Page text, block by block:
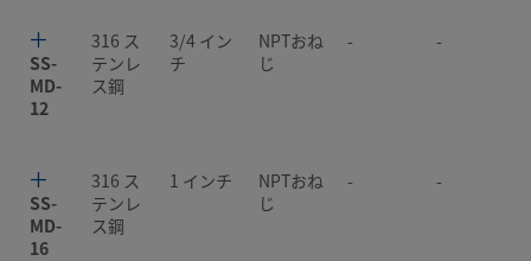
SS-
MD-
12
316 ス
テンレ
ス鋼
3/4 イン
チ
NPTおね
じ
- -
SS-
MD-
16
316 ス
テンレ
ス鋼
1 インチ
NPTおね
じ
- -